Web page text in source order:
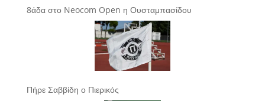
8άδα στο Neocom Open η Ουσταμπασίδου
Πήρε Σαββίδη ο Πιερικός